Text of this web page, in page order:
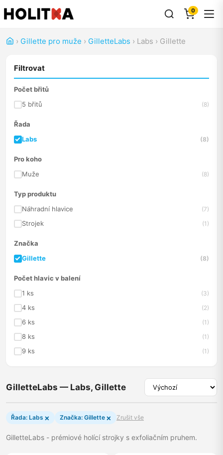
0
› Gillette pro muže › GilletteLabs › Labs › Gillette
Filtrovat
Počet břitů
5 břitů
(8)
Řada
Labs
(8)
Pro koho
Muže
(8)
Typ produktu
Náhradní hlavice
(7)
Strojek (1)
Značka
Gillette
(8)
Počet hlavic v balení
1 ks
(3)
4 ks (2)
6 ks (1)
8 ks (1)
9 ks (1)
GilletteLabs — Labs, Gillette
Řada: Labs × Značka: Gillette × Zrušit vše
GilletteLabs - prémiové holící strojky s exfoliačním pruhem.